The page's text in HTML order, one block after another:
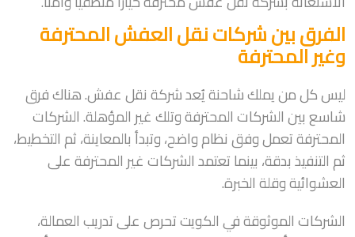
الفرق بين شركات نقل العفش المحترفة
وغير المحترفة
ليس كل من يملك شاحنة يُعد شركة نقل عفش. هناك فرق
شاسع بين الشركات المحترفة وتلك غير المؤهلة. الشركات
المحترفة تعمل وفق نظام واضح، وتبدأ بالمعاينة، ثم التخطيط،
ثم التنفيذ بدقة، بينما تعتمد الشركات غير المحترفة على
العشوائية وقلة الخبرة.
الشركات الموثوقة في الكويت تحرص على تدريب العمالة،